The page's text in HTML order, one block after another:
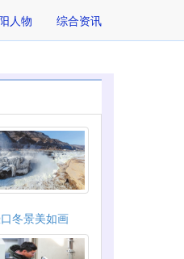
人物 综合资讯
冬景美如画